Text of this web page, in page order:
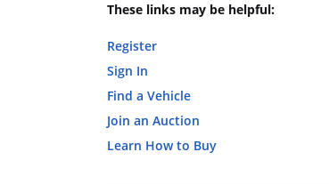
These links may be helpful:
Register
Sign In
Find a Vehicle
Join an Auction
Learn How to Buy